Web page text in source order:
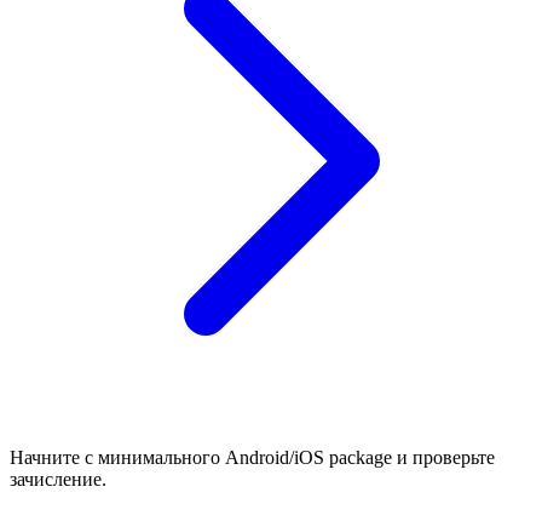
Начните с минимального Android/iOS package и проверьте
зачисление.